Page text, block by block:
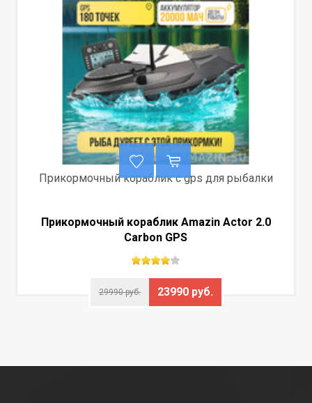
Прикормочный кораблик с gps для рыбалки
Прикормочный кораблик Amazin Actor 2.0
Carbon GPS
29990 руб. 23990 руб.